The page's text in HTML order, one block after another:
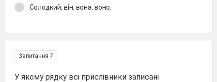
Солодкий, він, вона, воно.
Запитання 7
У якому рядку всі прислівники записані